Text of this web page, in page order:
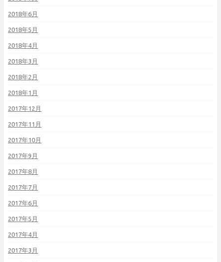
2018年6月
2018年5月
2018年4月
2018年3月
2018年2月
2018年1月
2017年12月
2017年11月
2017年10月
2017年9月
2017年8月
2017年7月
2017年6月
2017年5月
2017年4月
2017年3月